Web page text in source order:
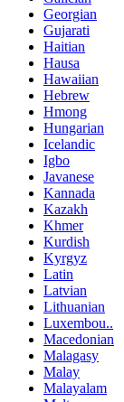
Georgian
Gujarati
Haitian
Hausa
Hawaiian
Hebrew
Hmong
Hungarian
Icelandic
Igbo
Javanese
Kannada
Kazakh
Khmer
Kurdish
Kyrgyz
Latin
Latvian
Lithuanian
Luxembou..
Macedonian
Malagasy
Malay
Malayalam